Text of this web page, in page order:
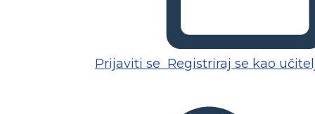
Prijaviti se Registriraj se kao